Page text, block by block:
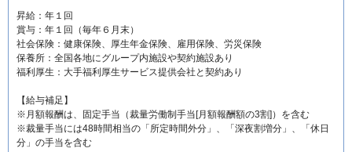
昇給：年１回
賞与：年１回（毎年６月末）
社会保険：健康保険、厚生年金保険、雇用保険、労災保険
保養所：全国各地にグループ内施設や契約施設あり
福利厚生：大手福利厚生サービス提供会社と契約あり
【給与補足】
※月額報酬は、固定手当（裁量労働制手当[月額報酬額の3割]）を含む
※裁量手当には48時間相当の「所定時間外分」、「深夜割増分」、「休日
分」の手当を含む